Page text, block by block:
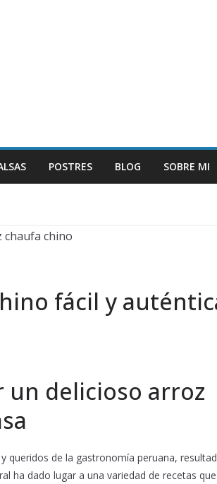
POSTRES BLOG SOBRE MI
fácil y
un delicioso arroz
queridos de la gastronomía peruana,
ha dado lugar a una variedad de recetas